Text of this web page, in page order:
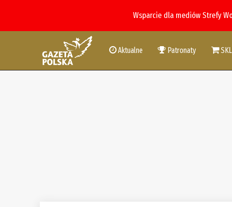
Wsparcie dla mediów Strefy
Aktualne Patronaty